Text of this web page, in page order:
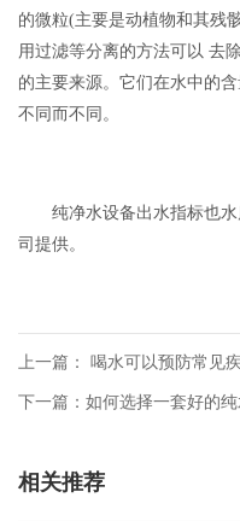
的微粒(主要是动植物和其残
用过滤等分离的方法可以 去
的主要来源。它们在水中的
不同而不同。
纯净水设备出水指标也水
司提供。
上一篇： 喝水可以预防常见
下一篇： 如何选择一套好的
相关推荐